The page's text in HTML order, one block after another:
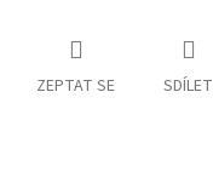
ZEPTAT SE SDÍLET